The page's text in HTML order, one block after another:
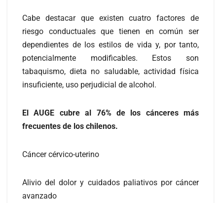
Cabe destacar que existen cuatro factores de
riesgo conductuales que tienen en común ser
dependientes de los estilos de vida y, por tanto,
potencialmente modificables. Estos son
tabaquismo, dieta no saludable, actividad física
insuficiente, uso perjudicial de alcohol.
El AUGE cubre al 76% de los cánceres más
frecuentes de los chilenos.
Cáncer cérvico-uterino
Alivio del dolor y cuidados paliativos por cáncer
avanzado